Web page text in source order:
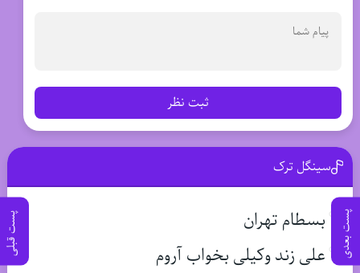
پست بعدی پست قبلی
ثبت نظر
سینگل ترک
بسطام تهران
علی زند وکیلی بخواب آروم